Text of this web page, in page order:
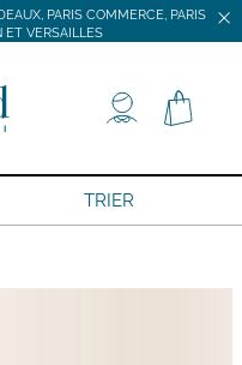
PARIS COMMERCE, PARIS
ET VERSAILLES
PARIS COMMERCE, PARIS
VERSAILLES
TRIER